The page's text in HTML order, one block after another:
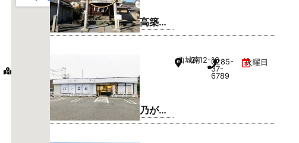
高築地
稲荷神
乃が美
はなれ
西城南2-12-160285-
37-
6789
火曜日